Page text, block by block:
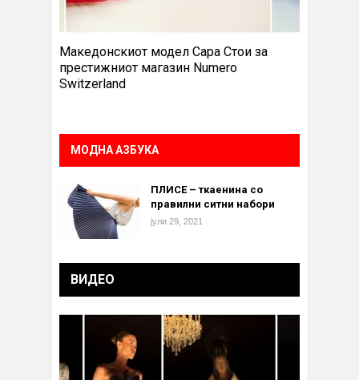
Македонскиот модел Сара Стои за
престижниот магазин Numero
Switzerland
МОДНА АЗБУКА
ПЛИСЕ – ткаенина со
правилни ситни набори
јули 29, 2021
ВИДЕО